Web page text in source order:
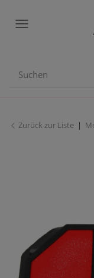
Zurück zur Liste